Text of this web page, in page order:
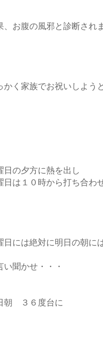
、お腹の風邪と診断され
かく家族でお祝いしよう
日の夕方に熱を出し
日は１０時から打ち合わ
日には絶対に明日の朝に
い聞かせ・・・
朝 ３６度台に